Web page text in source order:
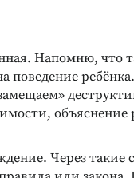
Напомню, что
поведение
объяснение
Через